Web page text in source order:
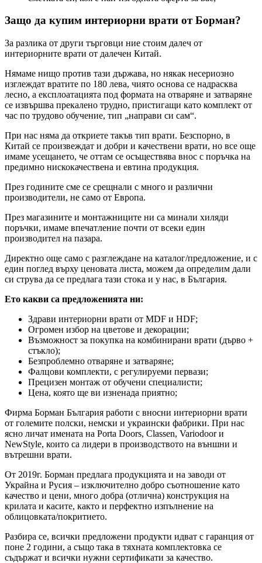
Защо да купим интериорни врати от Борман?
За разлика от други търговци ние стоим далеч от
интериорните врати от далечен Китай.
Нямаме нищо против тази държава, но някак несериозно
изглеждат вратите по 180 лева, чиято основа се надрасква
лесно, а експлоатацията под формата на отваряне и затваряне
се извършва прекалено трудно, пристигащи като комплект от
час по трудово обучение, тип „направи си сам“.
При нас няма да откриете такъв тип врати. Безспорно, в
Китай се произвеждат и добри и качествени врати, но все още
имаме усещането, че оттам се осъществява внос с поръчка на
предимно нискокачествена и евтина продукция.
През годините сме се срещнали с много и различни
производители, не само от Европа.
През магазините и монтажниците ни са минали хиляди
поръчки, имаме впечатление почти от всеки един
производител на пазара.
Директно още само с разглеждане на каталог/предложение, и с
един поглед върху ценовата листа, можем да определим дали
си струва да се предлага тази стока и у нас, в България.
Ето какви са предложенията ни:
Здрави интериорни врати от MDF и HDF;
Огромен избор на цветове и декорации;
Възможност за покупка на комбинирани врати (дърво +
стъкло);
Безпроблемно отваряне и затваряне;
Фалцови комплекти, с регулируеми первази;
Прецизен монтаж от обучени специалисти;
Цена, която ще ви изненада приятно;
Фирма Борман България работи с вносни интериорни врати
от големите полски, немски и украински фабрики. При нас
ясно личат имената на Porta Doors, Classen, Variodoor и
NewStyle, които са лидери в производството на външни и
вътрешни врати.
От 2019г. Борман предлага продукцията и на заводи от
Украйна и Русия – изключително добро съотношение като
качество и цени, много добра (отлична) конструкция на
крилата и касите, както и перфектно изпълнение на
облицовката/покритието.
Разбира се, всички предложени продукти идват с гаранция от
поне 2 години, а също така в тяхната комплектовка се
съдържат и всички нужни сертификати за качество.